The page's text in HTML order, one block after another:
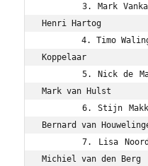
Henri Hartog
Koppelaar
Mark van Hulst
Bernard van
	7. Lisa Noordegraaf               -
Michiel van den